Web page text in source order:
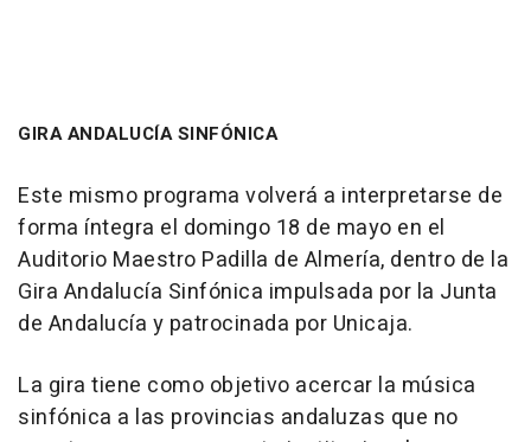
GIRA ANDALUCÍA SINFÓNICA
Este mismo programa volverá a interpretarse de
forma íntegra el domingo 18 de mayo en el
Auditorio Maestro Padilla de Almería, dentro de la
Gira Andalucía Sinfónica impulsada por la Junta
de Andalucía y patrocinada por Unicaja.
La gira tiene como objetivo acercar la música
sinfónica a las provincias andaluzas que no